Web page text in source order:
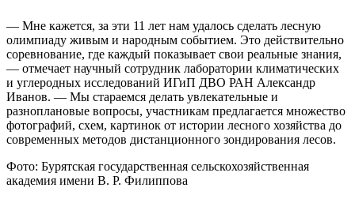
— Мне кажется, за эти 11 лет нам удалось сделать лесную
олимпиаду живым и народным событием. Это действительно
соревнование, где каждый показывает свои реальные знания,
— отмечает научный сотрудник лаборатории климатических
и углеродных исследований ИГиП ДВО РАН Александр
Иванов. — Мы стараемся делать увлекательные и
разноплановые вопросы, участникам предлагается множество
фотографий, схем, картинок от истории лесного хозяйства до
современных методов дистанционного зондирования лесов.
Фото: Бурятская государственная сельскохозяйственная
академия имени В. Р. Филиппова